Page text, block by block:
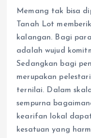
Memang tak bisa
Tanah Lot
kalangan. Bagi
adalah wujud
Sedangkan bagi
merupakan
ternilai. Dalam
sempurna
kearifan lokal
kesatuan yang